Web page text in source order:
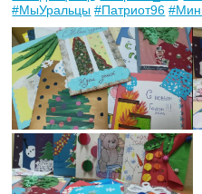
#МыУральцы #Патриот96